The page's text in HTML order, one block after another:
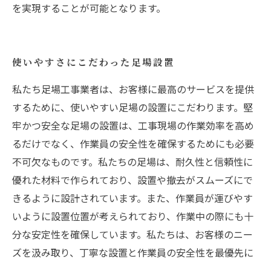
を実現することが可能となります。
使いやすさにこだわった足場設置
私たち足場工事業者は、お客様に最高のサービスを提供
するために、使いやすい足場の設置にこだわります。堅
牢かつ安全な足場の設置は、工事現場の作業効率を高め
るだけでなく、作業員の安全性を確保するためにも必要
不可欠なものです。私たちの足場は、耐久性と信頼性に
優れた材料で作られており、設置や撤去がスムーズにで
きるように設計されています。また、作業員が運びやす
いように設置位置が考えられており、作業中の際にも十
分な安定性を確保しています。私たちは、お客様のニー
ズを汲み取り、丁寧な設置と作業員の安全性を最優先に